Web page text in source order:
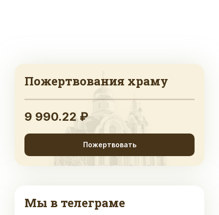
Пожертвования храму
9 990.22 ₽
Пожертвовать
Мы в телеграме